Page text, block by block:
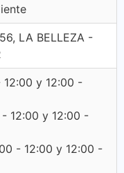
LA BELLEZA -
12:00 y 12:00 -
12:00 y 12:00 -
- 12:00 y 12:00 -